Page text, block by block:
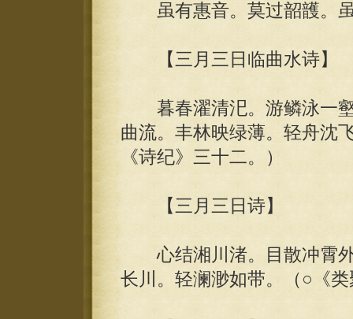
虽有惠音。莫过韶頀。虽
【三月三日临曲水诗】
暮春濯清汜。游鳞泳一壑
曲流。丰林映绿薄。轻舟沈
《诗纪》三十二。）
【三月三日诗】
心结湘川渚。目散冲霄外
长川。轻澜渺如带。（○《